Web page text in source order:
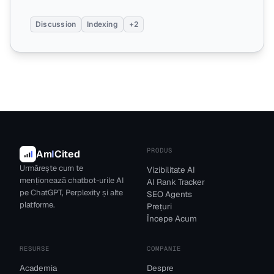
Discussion Indexing +2
AmICited
Urmărește cum te
menționează chatbot-urile AI
pe ChatGPT, Perplexity și alte
platforme.
PRODUS
Vizibilitate AI
AI Rank Tracker
SEO Agents
Prețuri
Începe Acum
RESURSE
Academia
COMPANIE
Despre